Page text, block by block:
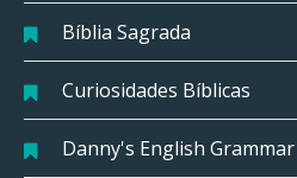
Bíblia Sagrada
Curiosidades Bíblicas
Danny's English Grammar